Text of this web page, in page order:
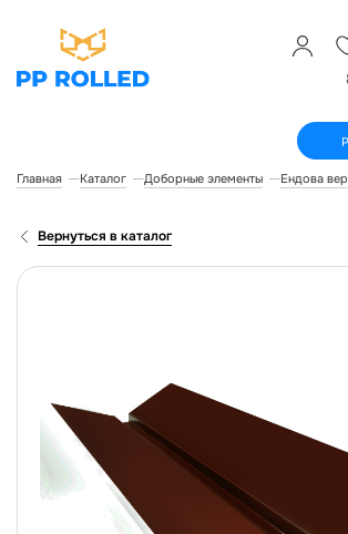
Главная Каталог Доборные элементы Ендова
Вернуться в каталог